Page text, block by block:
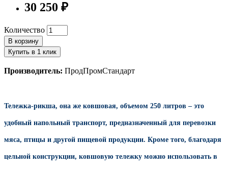
30 250 ₽
Количество
В корзину
Купить в 1 клик
Производитель: ПродПромСтандарт
Тележка-рикша, она же ковшовая, объемом 250 литров – это
удобный напольный транспорт, предназначенный для перевозки
мяса, птицы и другой пищевой продукции. Кроме того, благодаря
цельной конструкции, ковшовую тележку можно использовать в